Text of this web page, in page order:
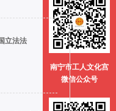
立法法
南宁市工人文化宫
微信公众号